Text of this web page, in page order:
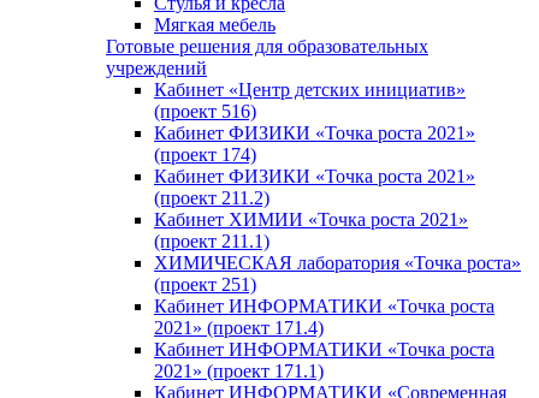
Мягкая мебель
Готовые решения для образовательных
учреждений
Кабинет «Центр детских инициатив»
(проект 516)
Кабинет ФИЗИКИ «Точка роста 2021»
(проект 174)
Кабинет ФИЗИКИ «Точка роста 2021»
(проект 211.2)
Кабинет ХИМИИ «Точка роста 2021»
(проект 211.1)
ХИМИЧЕСКАЯ лаборатория «Точка роста»
(проект 251)
Кабинет ИНФОРМАТИКИ «Точка роста
2021» (проект 171.4)
Кабинет ИНФОРМАТИКИ «Точка роста
2021» (проект 171.1)
Кабинет ИНФОРМАТИКИ «Современная